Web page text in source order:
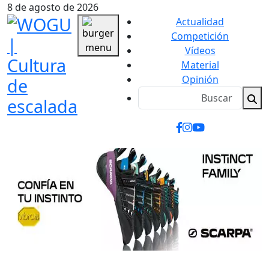
8 de agosto de 2026
Actualidad
Competición
Vídeos
Material
Opinión